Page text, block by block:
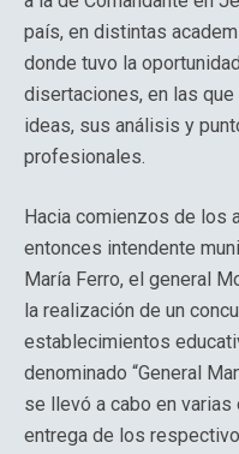
país, en distintas
donde tuvo la
disertaciones, en las
ideas, sus análisis y
profesionales.
Hacia comienzos de los
entonces intendente
María Ferro, el general
la realización de un
establecimientos
denominado “General
se llevó a cabo en
entrega de los